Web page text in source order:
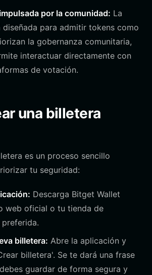
por la comunidad: La
para admitir tokens como
la gobernanza comunitaria,
interactuar directamente con
de votación.
una billetera
es un proceso sencillo
tu seguridad:
Descarga Bitget Wallet
web oficial o tu tienda de
billetera: Abre la aplicación y
billetera'. Se te dará una frase
guardar de forma segura y